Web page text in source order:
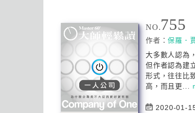
NO.755
作者：保羅．
大多數人認為
但作者認為建
形式，往往比
高，而且更...
2020-01-